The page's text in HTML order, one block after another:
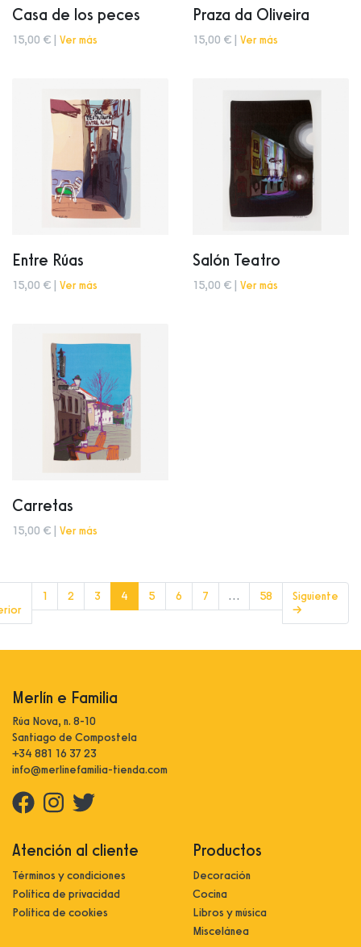
Casa de los peces
15,00 € | Ver más
Praza da Oliveira
15,00 € | Ver más
Entre Rúas
15,00 € | Ver más
Salón Teatro
15,00 € | Ver más
Carretas
15,00 € | Ver más
1 2 3 4 (current)
5 6 7 … 58
Siguiente
→
Merlín e Familia
Rúa Nova, n. 8-10
Santiago de Compostela
+34 881 16 37 23
info@merlinefamilia-tienda.com
Atención al cliente
Términos y condiciones
Política de privacidad
Política de cookies
Productos
Decoración
Cocina
Libros y música
Miscelánea